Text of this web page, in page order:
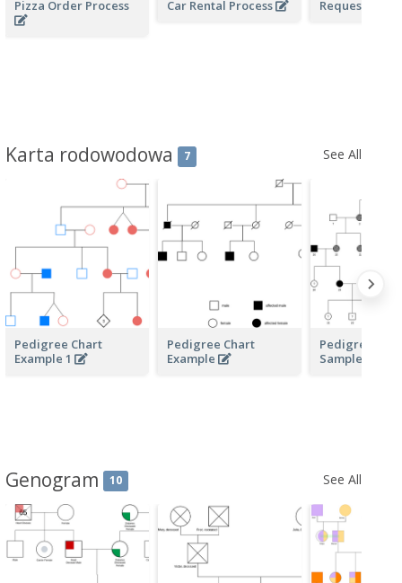
Pizza Order Process Car Rental Process Request of
Karta rodowodowa 7 See All
Pedigree Chart
Example 1
Pedigree Chart
Example
Pedigree
Sample
Genogram 10 See All